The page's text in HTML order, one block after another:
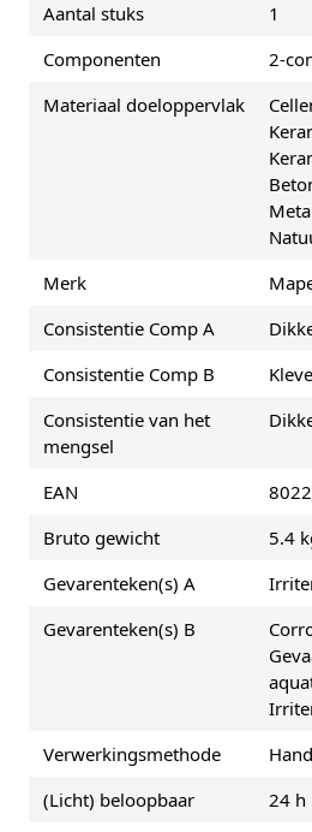
Aantal stuks
1
Componenten
2-
Materiaal doeloppervlak
Merk
Consistentie Comp A
Consistentie Comp B
Consistentie van het
mengsel
EAN
Bruto gewicht
5.4
Gevarenteken(s) A
Gevarenteken(s) B
Verwerkingsmethode
Hand
(Licht) beloopbaar
24 h